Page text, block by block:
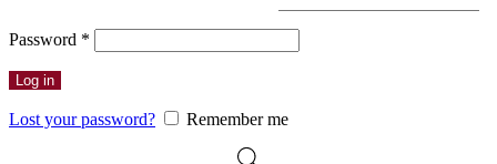
Password *
Log in
Lost your password? Remember me